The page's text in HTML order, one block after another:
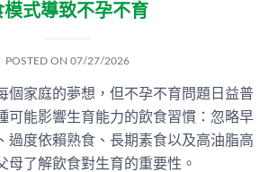
模式導致不孕不育
POSTED ON 07/27/2026
個家庭的夢想，但不孕不育問題日益普
可能影響生育能力的飲食習慣：忽略早
過度依賴熟食、長期素食以及高油脂高
母了解飲食對生育的重要性。